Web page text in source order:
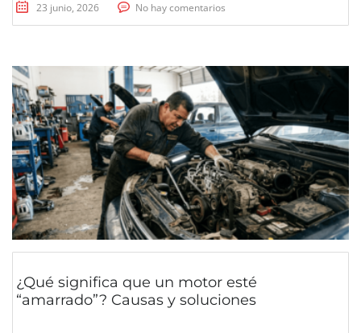
23 junio, 2026 No hay comentarios
¿Qué significa que un motor esté
“amarrado”? Causas y soluciones